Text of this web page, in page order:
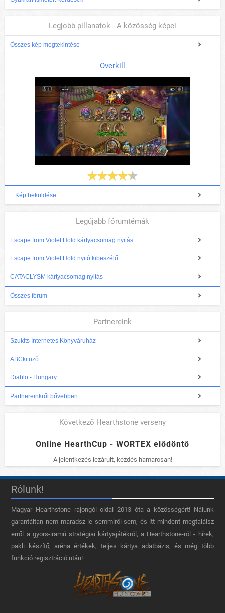
Legjobb pillanatok - A közösség képei
Összes kép megtekintése
Overkill
+ Kép beküldése
Legújabb fórumtémák
Escape from Violet Hold kártyacsomag nyitás
Escape from Violet Hold nyitó kibeszélő
CATACLYSM kártyacsomag nyitás
Összes fórum
Partnereink
Szukits Internetes Könyváruház
ABCkitüző
Diablo - Hungary
Partnereinkről bővebben
Következő Hearthstone verseny
Online HearthCup - WORTEX elődöntő
A jelentkezés lezárult, kezdés hamarosan!
Rólunk!
Magyar Hearthstone​ rajongói oldal 2013 óta a közösségért! Nálunk
garantáltan nem maradsz le semmiről sem, és itt mindent megtalálsz
erről a gyors-iramú stratégiai kártyajátékról, a Hearthstone-ról - hírek,
pakli készítő, aréna értékek, teljes kártya adatbázis, és még több
funkció regisztráció után!